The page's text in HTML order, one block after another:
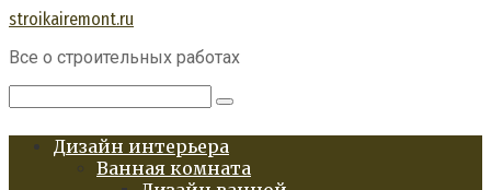
Перейти
контенту
stroikairemont.ru
Все о строительных работах
Дизайн интерьера
Ванная комната